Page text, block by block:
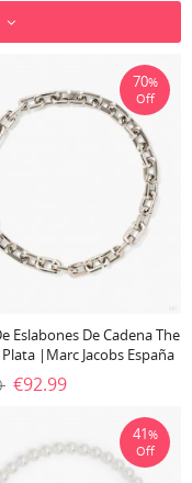
Eslabones De Cadena The
Plata |Marc Jacobs España
€92.99
70%
Off
41%
Off